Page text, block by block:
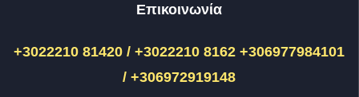
Επικοινωνία
+3022210 81420 / +3022210 8162 +306977984101
/ +306972919148